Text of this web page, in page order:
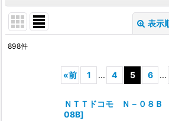
表示
サブカテゴリ
898件
«前 1 ... 4 5 6 ...
ＮＴＴドコモ Ｎ－０８Ｂ
08B]